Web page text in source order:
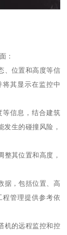
：
、位置和高度等信
其显示在监控中
等信息，结合建筑
生的碰撞风险，
整其位置和高度，
据，包括位置、高
管理提供参考依
机的远程监控和控